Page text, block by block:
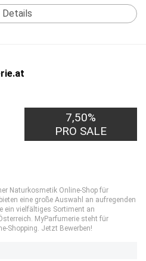
Details
7,50%
PRO SALE
Naturkosmetik Online-Shop für
eine große Auswahl an aufregenden
ein vielfältiges Sortiment an
MyParfumerie steht für
Shopping. Jetzt Bewerben!